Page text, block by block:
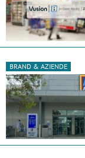
BRAND & AZIENDE